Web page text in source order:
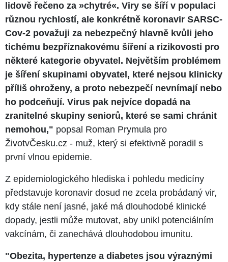
lidově řečeno za »chytré«. Viry se šíří v populaci
různou rychlostí, ale konkrétně koronavir SARSC-
Cov-2 považuji za nebezpečný hlavně kvůli jeho
tichému bezpříznakovému šíření a rizikovosti pro
některé kategorie obyvatel. Největším problémem
je šíření skupinami obyvatel, které nejsou klinicky
příliš ohroženy, a proto nebezpečí nevnímají nebo
ho podceňují. Virus pak nejvíce dopadá na
zranitelné skupiny seniorů, které se sami chránit
nemohou," popsal Roman Prymula pro
ŽivotvČesku.cz - muž, který si efektivně poradil s
první vlnou epidemie.
Z epidemiologického hlediska i pohledu medicíny
představuje koronavir dosud ne zcela probádaný vir,
kdy stále není jasné, jaké má dlouhodobé klinické
dopady, jestli může mutovat, aby unikl potenciálním
vakcínám, či zanechává dlouhodobou imunitu.
"Obezita, hypertenze a diabetes jsou výraznými